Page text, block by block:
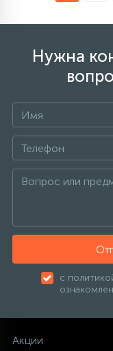
Нужна
с
ознакомлен
Акции